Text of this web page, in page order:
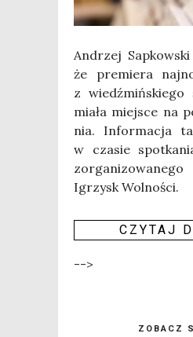
Andrzej Sap­kow­ski
że pre­mie­ra
z wiedź­miń­skie­go
mia­ła miej­sce na
nia. Infor­ma­cja
w cza­sie
Igrzysk Wolności.
CZY­TAJ
-->
ZOBACZ